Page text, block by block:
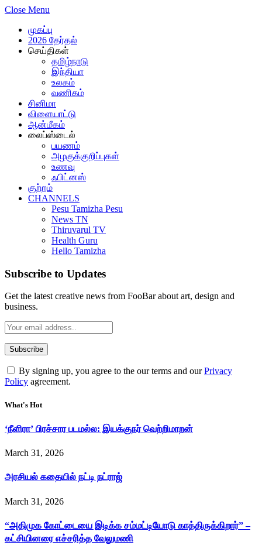
Close Menu
முகப்பு
2026 தேர்தல்
செய்திகள்
தமிழ்நாடு
இந்தியா
உலகம்
வணிகம்
சினிமா
விளையாட்டு
ஆன்மீகம்
லைப்ஸ்டைல்
பயணம்
அழகுக்குறிப்புகள்
உணவு
ஃபிட்னஸ்
குற்றம்
CHANNELS
Pesu Tamizha Pesu
News TN
Thiruvarul TV
Health Guru
Hello Tamizha
Subscribe to Updates
Get the latest creative news from FooBar about art, design and
business.
By signing up, you agree to the our terms and ourPrivacy
Policy agreement.
What's Hot
‘நீளிரா’ பிரச்சார படமல்ல: இயக்குநர் வெற்றிமாறன்
March 31, 2026
அரசியல் கதையில் நட்டி நட்ராஜ்
March 31, 2026
“அதிமுக கோட்டையை இடிக்க சம்மட்டியோடு காத்திருக்கிறார்” –
கட்சியினரை எச்சரித்த வேலுமணி